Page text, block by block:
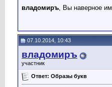
владомиръ, Вы наверное
07.10.2014, 10:43
владомиръ
участник
Ответ: Образы букв